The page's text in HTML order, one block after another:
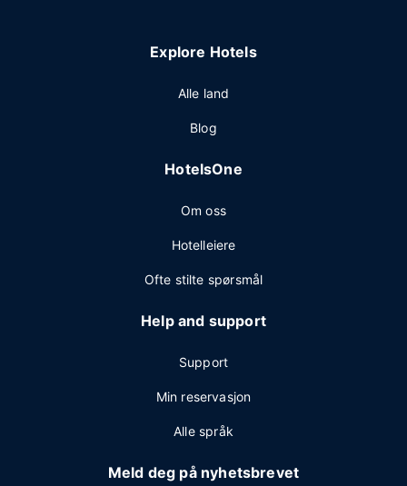
Explore Hotels
Alle land
Blog
HotelsOne
Om oss
Hotelleiere
Ofte stilte spørsmål
Help and support
Support
Min reservasjon
Alle språk
Meld deg på nyhetsbrevet